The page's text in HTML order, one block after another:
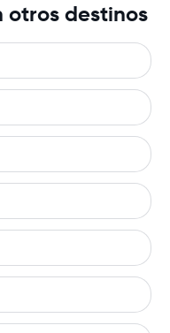
otros destinos